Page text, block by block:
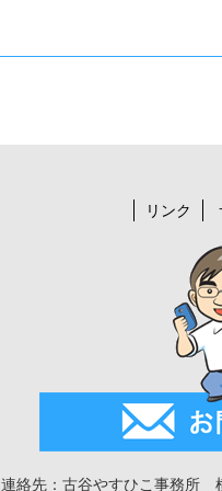
リンク
連絡先：古谷やすひこ事務所